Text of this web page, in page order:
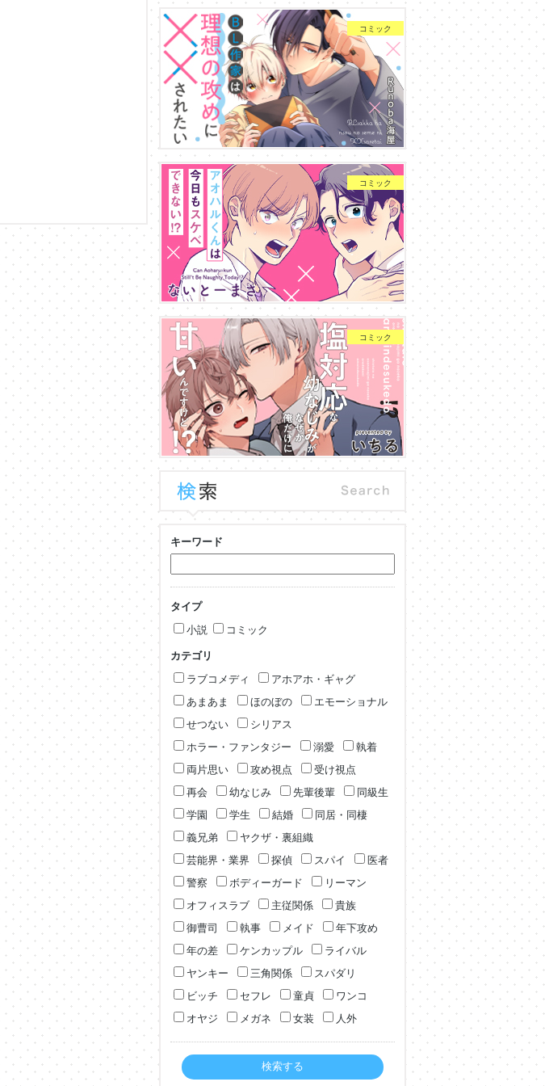
コミック
コミック
コミック
キーワード
タイプ
小説
コミック
カテゴリ
ラブコメディ
アホアホ・ギャグ
あまあま
ほのぼの
エモーショナル
せつない
シリアス
ホラー・ファンタジー
溺愛
執着
両片思い
攻め視点
受け視点
再会
幼なじみ 先輩後輩
同級生
学園
学生 結婚
同居・同棲
義兄弟
ヤクザ・裏組織
芸能界・業界
探偵 スパイ
医者
警察
ボディーガード
リーマン
オフィスラブ
主従関係
貴族
御曹司
執事 メイド
年下攻め
年の差
ケンカップル
ライバル
ヤンキー
三角関係
スパダリ
ビッチ
セフレ 童貞
ワンコ
オヤジ
メガネ 女装 人外
検索する